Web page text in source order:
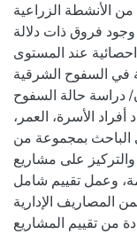
الأنشطة الزراعية
شيكل)، وعدم وجود فروق ذات دلالة
احصائية عند المستوى (α≤0.05) في استجابة عينة الدراسة حول
في السفوح الشرقية
دراسة حالة السفوح
الأسرة، العمر،
الباحث بمجموعة من
على مشاريع
وعمل تقييم شامل
المصاريف الإدارية
من تقييم المشاريع